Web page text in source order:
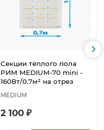
Секции тёплого пола
РИМ MEDIUM-70 mini -
160Вт/0.7м² на отрез
MEDIUM
2 100 ₽